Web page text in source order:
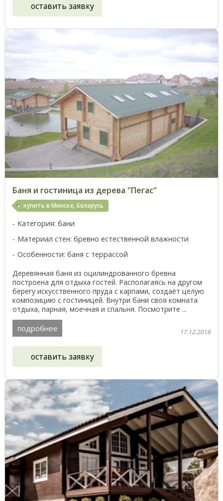
оставить заявку
Баня и гостиница из дерева "Пегас"
купить в Минске, Беларусь
Категория: бани
Материал стен: бревно естественной влажности
Особенности: баня с террассой
Деревянная баня из оцилиндрованного бревна
построена для отдыха гостей. Располагаясь на другом
берегу искусственного пруда с карпами, создаёт целую
композицию с гостиницей. Внутри бани своя комната
отдыха, парная, моечная и спальня. Посмотрите ...
подробнее 17.12.2018
оставить заявку